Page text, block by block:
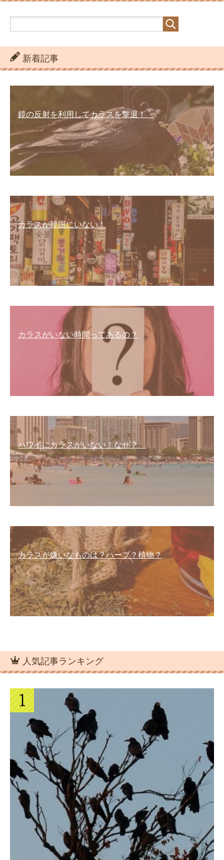
新着記事
鏡の反射を利用してカラスを撃退！
カラスが韓国にいない！
カラスがいない時間ってあるの？
ハワイにカラスがいない！なぜ？
カラスが嫌いなものは？ハーブ？植物？
人気記事ランキング